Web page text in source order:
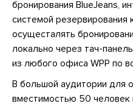
бронирования BlueJeans,
системой резервирования
осущесталять
локально через тач-
из любого офиса WPP по
В большой аудитории для
вместимостью 50 человек